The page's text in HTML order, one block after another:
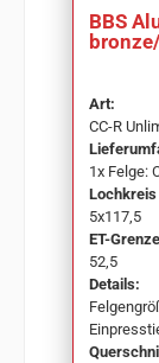
BBS
Art:
CC-R
1x Felge:
Lochkreis
5x117,5
ET-
52,5
Details: